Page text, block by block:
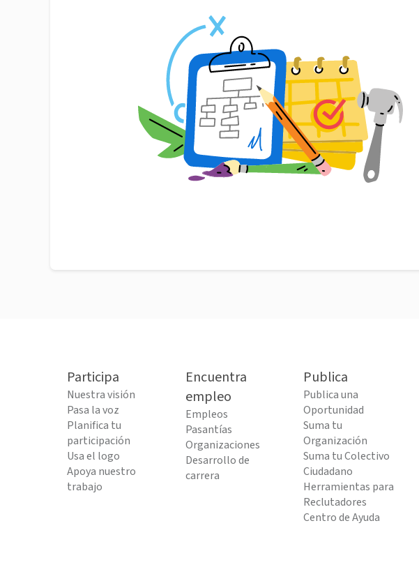
Participa
Nuestra visión
Pasa la voz
Planifica tu
participación
Usa el logo
Apoya nuestro
trabajo
Encuentra
empleo
Empleos
Pasantías
Organizaciones
Desarrollo de
carrera
Publica
Publica una
Oportunidad
Suma tu
Organización
Suma tu Colectivo
Ciudadano
Herramientas para
Reclutadores
Centro de Ayuda